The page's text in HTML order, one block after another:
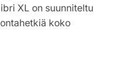
XL on suunniteltu
koko